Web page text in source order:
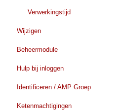
Verwerkingstijd
Wijzigen
Organisatiegegevens wijzigen
Gegevens wijzigen
Wijzigen voor gebruikers
Verlengen eHerkenning
Beheermodule
Aanvragen/toevoegen
Verwijderen/beeindigen
Verlengen
Hulp bij inloggen
Identificeren / AMP Groep
Voorbereiden Identificatie
Ketenmachtigingen